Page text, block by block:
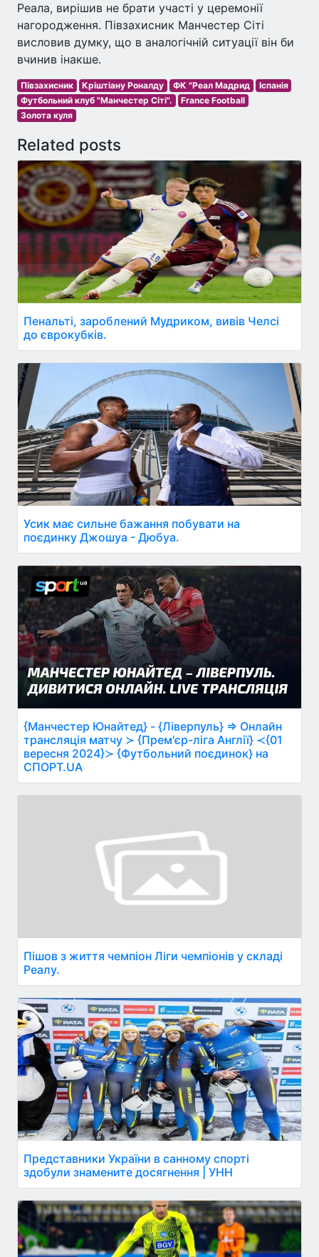
Реала, вирішив не брати участі у церемонії
нагородження. Півзахисник Манчестер Сіті
висловив думку, що в аналогічній ситуації він би
вчинив інакше.
Півзахисник Кріштіану Роналду ФК "Реал Мадрид
Іспанія
Футбольний клуб "Манчестер Сіті".
France Football
Золота куля
Related posts
Пенальті, зароблений Мудриком, вивів Челсі
до єврокубків.
Усик має сильне бажання побувати на
поєдинку Джошуа - Дюбуа.
{Манчестер Юнайтед} - {Ліверпуль} ⇒ Онлайн
трансляція матчу ≻ {Прем'єр-ліга Англії} ≺{01
вересня 2024}≻ {Футбольний поєдинок} на
СПОРТ.UA
Пішов з життя чемпіон Ліги чемпіонів у складі
Реалу.
Представники України в санному спорті
здобули знамените досягнення | УНН